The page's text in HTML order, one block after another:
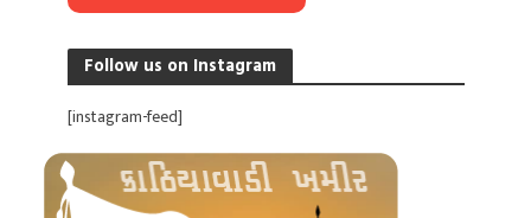
Follow us on Instagram
[instagram-feed]